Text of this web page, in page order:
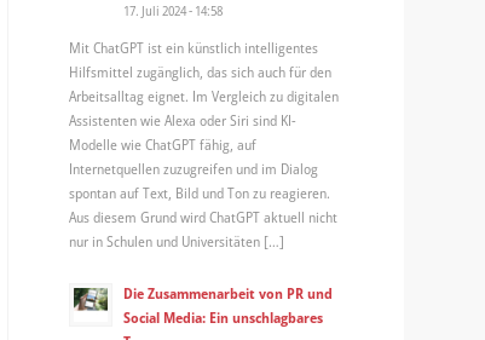
17. Juli 2024 - 14:58
Mit ChatGPT ist ein künstlich intelligentes
Hilfsmittel zugänglich, das sich auch für den
Arbeitsalltag eignet. Im Vergleich zu digitalen
Assistenten wie Alexa oder Siri sind KI-
Modelle wie ChatGPT fähig, auf
Internetquellen zuzugreifen und im Dialog
spontan auf Text, Bild und Ton zu reagieren.
Aus diesem Grund wird ChatGPT aktuell nicht
nur in Schulen und Universitäten […]
Die Zusammenarbeit von PR und
Social Media: Ein unschlagbares